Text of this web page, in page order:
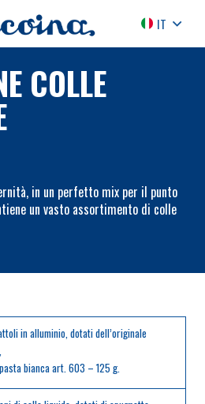
IT
COLLE
in un perfetto mix per il punto
un vasto assortimento di colle
in alluminio, dotati dell’originale
bianca art. 603 – 125 g.